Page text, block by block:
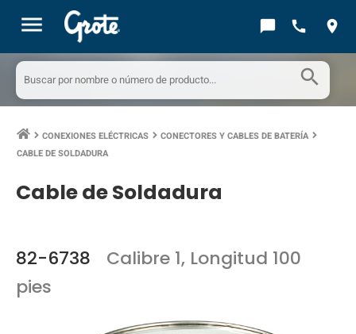
menu chat_bubble call location_on
search
keyboard_arrow_right CONEXIONES ELÉCTRICAS keyboard_arrow_right CONECTORES Y CABLES DE BATERÍA keyboard_arrow_right
CABLE DE SOLDADURA
Cable de Soldadura
82-6738
Calibre 1, Longitud 100
pies